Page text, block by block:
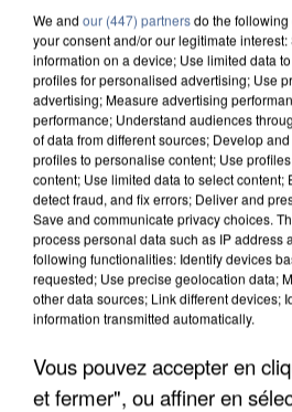
DE FAUNE SAUVAGE SONT...
We and our (447) partnersdo the
your consent and/or our legitimate
information on a device; Use limited data
profiles for personalised advertising; Use
advertising; Measure advertising
performance; Understand audiences
of data from different sources; Develop
profiles to personalise content; Use
content; Use limited data to select content;
detect fraud, and fix errors; Deliver and
Save and communicate privacy choices.
process personal data such as IP address
following functionalities: Identify devices
requested; Use precise geolocation data;
other data sources; Link different devices;
information transmitted automatically.
Vous pouvez accepter en
et fermer", ou affiner en